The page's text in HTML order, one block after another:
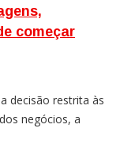
começar
decisão restrita às
negócios, a